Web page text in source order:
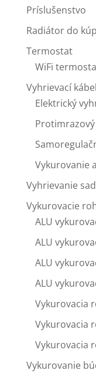
Príslušenstvo
Radiátor do
Termostat
WiFi
Vyhrievací kábel
Elektrický
Vykurovanie
Vyhrievanie
Vykurovacie
ALU
ALU
ALU
ALU
Vykurovacia
Vykurovacia
Vykurovacia
Vykurovanie